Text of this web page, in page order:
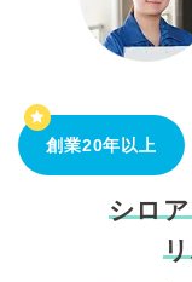
創業20年以上
シロ